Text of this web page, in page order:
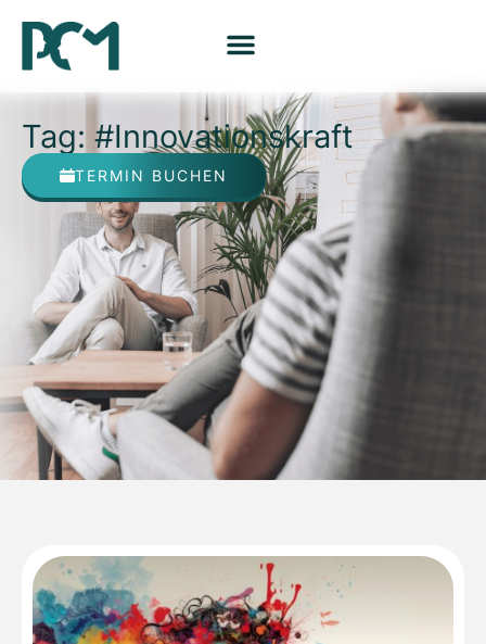
Tag: #Innovationskraft
TERMIN BUCHEN